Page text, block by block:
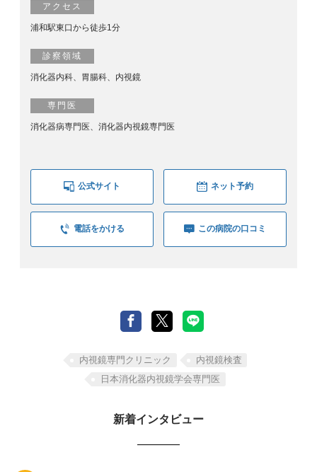
アクセス
浦和駅東口から徒歩1分
診察領域
消化器内科、胃腸科、内視鏡
専門医
消化器病専門医、消化器内視鏡専門医
公式サイト ネット予約
電話をかける この病院の口コミ
内視鏡専門クリニック
内視鏡検査
日本消化器内視鏡学会専門医
新着インタビュー